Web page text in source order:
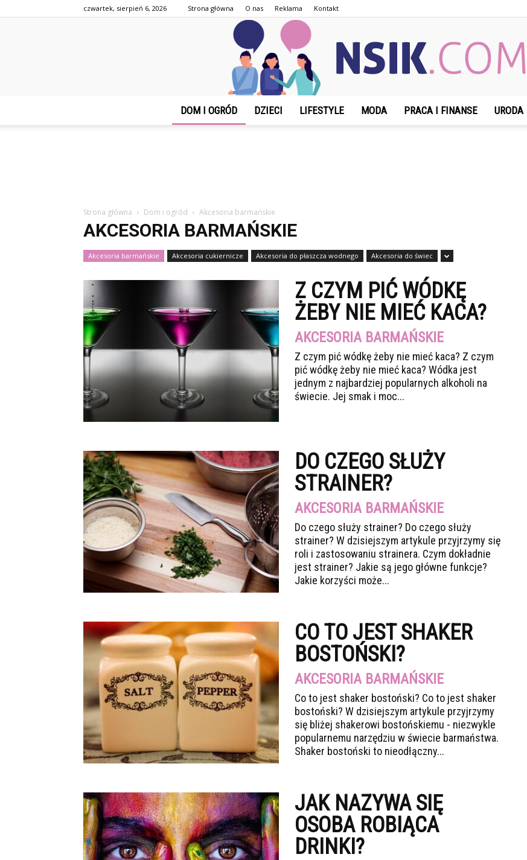
czwartek, sierpień 6, 2026 Strona główna O nas Reklama Kontakt
DOM I OGRÓD DZIECI LIFESTYLE MODA PRACA I FINANSE URODA
Strona główna Dom i ogród Akcesoria barmańskie
AKCESORIA BARMAŃSKIE
Akcesoria barmańskie Akcesoria cukiernicze Akcesoria do płaszcza wodnego Akcesoria do świec
Z CZYM PIĆ WÓDKĘ
ŻEBY NIE MIEĆ KACA?
AKCESORIA BARMAŃSKIE
Z czym pić wódkę żeby nie mieć kaca? Z czym
pić wódkę żeby nie mieć kaca? Wódka jest
jednym z najbardziej popularnych alkoholi na
świecie. Jej smak i moc...
DO CZEGO SŁUŻY
STRAINER?
AKCESORIA BARMAŃSKIE
Do czego służy strainer? Do czego służy
strainer? W dzisiejszym artykule przyjrzymy się
roli i zastosowaniu strainera. Czym dokładnie
jest strainer? Jakie są jego główne funkcje?
Jakie korzyści może...
CO TO JEST SHAKER
BOSTOŃSKI?
AKCESORIA BARMAŃSKIE
Co to jest shaker bostoński? Co to jest shaker
bostoński? W dzisiejszym artykule przyjrzymy
się bliżej shakerowi bostońskiemu - niezwykle
popularnemu narzędziu w świecie barmaństwa.
Shaker bostoński to nieodłączny...
JAK NAZYWA SIĘ
OSOBA ROBIĄCA
DRINKI?